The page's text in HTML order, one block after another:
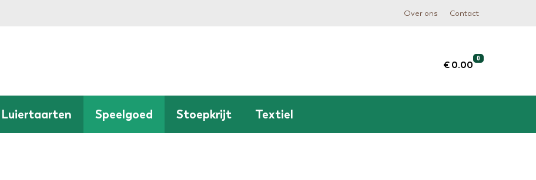
Over ons Contact
€ 0.00
0
Luiertaarten Speelgoed Stoepkrijt Textiel